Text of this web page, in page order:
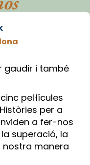
gaudir i també
pel·lícules
per a
a fer-nos
superació, la
nostra manera